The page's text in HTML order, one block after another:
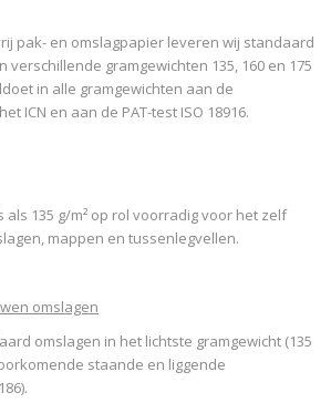
pak- en omslagpapier leveren wij standaard
verschillende gramgewichten 135, 160 en 175
in alle gramgewichten aan de
ICN en aan de PAT-test ISO 18916.
135 g/m² op rol voorradig voor het zelf
mappen en tussenlegvellen.
omslagen
omslagen in het lichtste gramgewicht (135
staande en liggende